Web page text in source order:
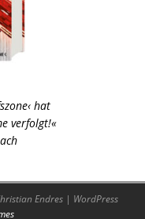
hat
verfolgt!«
Endres | WordPress